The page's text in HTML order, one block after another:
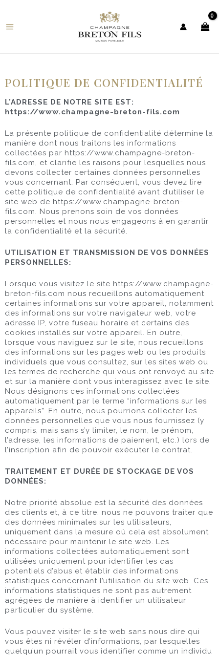
contenu
Menu
POLITIQUE DE CONFIDENTIALITÉ
L’ADRESSE DE NOTRE SITE EST:
https://www.champagne-breton-fils.com
La présente politique de confidentialité détermine la
manière dont nous traitons les informations
collectées par https://www.champagne-breton-
fils.com, et clarifie les raisons pour lesquelles nous
devons collecter certaines données personnelles
vous concernant. Par conséquent, vous devez lire
cette politique de confidentialité avant d’utiliser le
site web de https://www.champagne-breton-
fils.com. Nous prenons soin de vos données
personnelles et nous nous engageons à en garantir
la confidentialité et la sécurité.
UTILISATION ET TRANSMISSION DE VOS DONNÉES
PERSONNELLES:
Lorsque vous visitez le site https://www.champagne-
breton-fils.com nous recueillons automatiquement
certaines informations sur votre appareil, notamment
des informations sur votre navigateur web, votre
adresse IP, votre fuseau horaire et certains des
cookies installés sur votre appareil. En outre,
lorsque vous naviguez sur le site, nous recueillons
des informations sur les pages web ou les produits
individuels que vous consultez, sur les sites web ou
les termes de recherche qui vous ont renvoyé au site
et sur la manière dont vous interagissez avec le site.
Nous désignons ces informations collectées
automatiquement par le terme “informations sur les
appareils”. En outre, nous pourrions collecter les
données personnelles que vous nous fournissez (y
compris, mais sans s’y limiter, le nom, le prénom,
l’adresse, les informations de paiement, etc.) lors de
l’inscription afin de pouvoir exécuter le contrat.
TRAITEMENT ET DURÉE DE STOCKAGE DE VOS
DONNÉES:
Notre priorité absolue est la sécurité des données
des clients et, à ce titre, nous ne pouvons traiter que
des données minimales sur les utilisateurs,
uniquement dans la mesure où cela est absolument
nécessaire pour maintenir le site web. Les
informations collectées automatiquement sont
utilisées uniquement pour identifier les cas
potentiels d’abus et établir des informations
statistiques concernant l’utilisation du site web. Ces
informations statistiques ne sont pas autrement
agrégées de manière à identifier un utilisateur
particulier du système.
Vous pouvez visiter le site web sans nous dire qui
vous êtes ni révéler d’informations, par lesquelles
quelqu’un pourrait vous identifier comme un individu